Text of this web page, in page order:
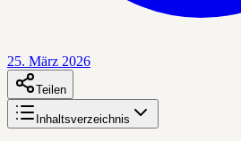
25. März 2026
Teilen
Inhaltsverzeichnis